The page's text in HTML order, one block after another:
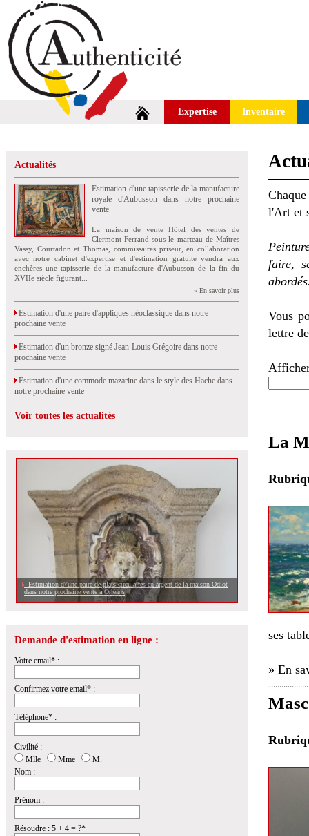
Expertise Inventaire
Actualités
Estimation d'une tapisserie de la manufacture
royale d'Aubusson dans notre prochaine
vente
La maison de vente Hôtel des ventes de
Clermont-Ferrand sous le marteau de Maîtres
Vassy, Courtadon et Thomas, commissaires priseur, en collaboration
avec notre cabinet d'expertise et d'estimation gratuite vendra aux
enchères une tapisserie de la manufacture d'Aubusson de la fin du
XVIIe siècle figurant...
» En savoir plus
Estimation d'une paire d'appliques néoclassique dans notre
prochaine vente
Estimation d'un bronze signé Jean-Louis Grégoire dans notre
prochaine vente
Estimation d'une commode mazarine dans le style des Hache dans
notre prochaine vente
Voir toutes les actualités
Estimation d\'une paire de plats circulaires en argent de la maison Odiot
dans notre prochaine vente à Orléans
Demande d'estimation en ligne :
Votre email* :
Confirmez votre email* :
Téléphone* :
Civilité :
Mlle
Mme
M.
Nom :
Prénom :
Résoudre : 5 + 4 = ?*
l'Art et
faire,
Vous
lettre
La
ses
» En